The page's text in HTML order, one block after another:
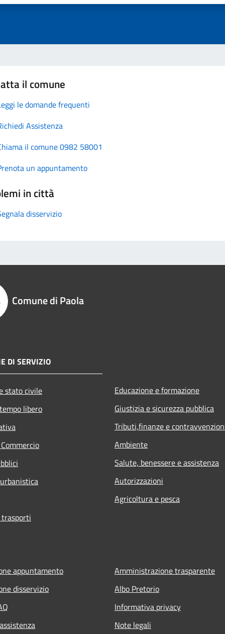
il comune
le domande frequenti
Assistenza
il comune 0982 58001
un appuntamento
in città
disservizio
Comune di Paola
DI SERVIZIO
stato civile
libero
Educazione e formazione
Giustizia e sicurezza pubblica
Tributi,finanze e
Ambiente
Salute, benessere e assistenza
Autorizzazioni
Agricoltura e pesca
appuntamento
disservizio
Amministrazione trasparente
Albo Pretorio
Informativa privacy
Note legali